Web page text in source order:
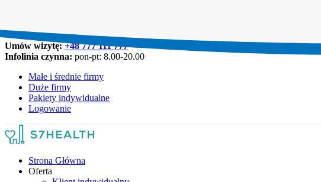
Umów wizytę:+48 777 111 777
Infolinia czynna: pon-pt: 8.00-20.00
Małe i średnie firmy
Duże firmy
Pakiety indywidualne
Logowanie
Strona Główna
Oferta